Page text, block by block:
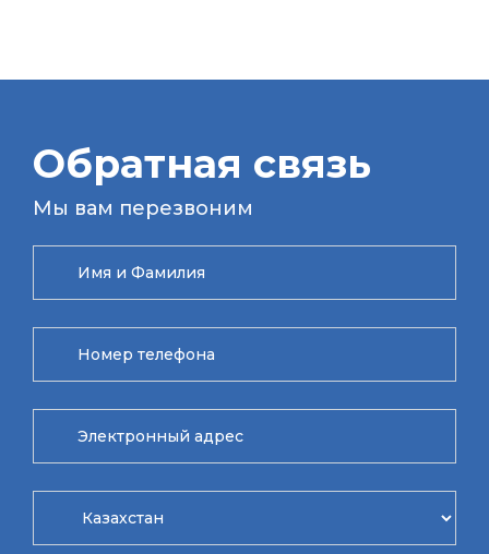
Обратная связь
Мы вам перезвоним